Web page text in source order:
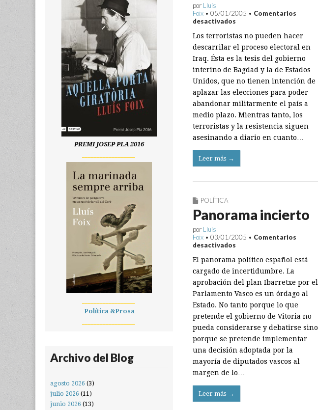
por Lluís
Foix • 05/01/2005 • Comentarios
desactivados
Laden
sigue
activo
Los terroristas no pueden hacer
descarrilar el proceso electoral en
Iraq. Ésta es la tesis del gobierno
interino de Bagdad y la de Estados
Unidos, que no tienen intención de
aplazar las elecciones para poder
abandonar militarmente el país a
medio plazo. Mientras tanto, los
terroristas y la resistencia siguen
asesinando a diario en cuanto…
Leer más →
POLÍTICA
Panorama incierto
por Lluís
Foix • 03/01/2005 • Comentarios
desactivados
incierto
El panorama político español está
cargado de incertidumbre. La
aprobación del plan Ibarretxe por el
Parlamento Vasco es un órdago al
Estado. No tanto porque lo que
pretende el gobierno de Vitoria no
pueda considerarse y debatirse sino
porque se pretende implementar
una decisión adoptada por la
mayoría de diputados vascos al
margen de lo…
Leer más →
PREMI JOSEP PLA 2016
Política &Prosa
Archivo del Blog
agosto 2026 (3)
julio 2026 (11)
junio 2026 (13)